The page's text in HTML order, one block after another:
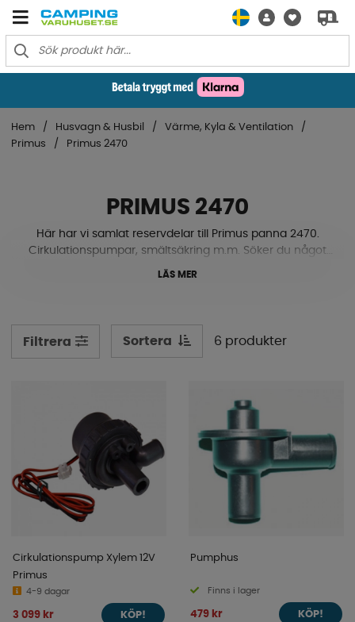
Hem Husvagn & Husbil
Värme, Kyla & Ventilation
Primus
Primus 2470
PRIMUS 2470
Här har vi samlat reservdelar till Primus panna 2470.
Cirkulationspumpar, smältsäkring m.m. Söker du något
du inte finner? Ta gärna kontakt med oss så hjälper vi till.
LÄS MER
Filtrera Sortera 6 produkter
Cirkulationspump Xylem 12V
Primus
4-9 dagar
3 099 kr KÖP!
Pumphus
Finns i lager
479 kr KÖP!